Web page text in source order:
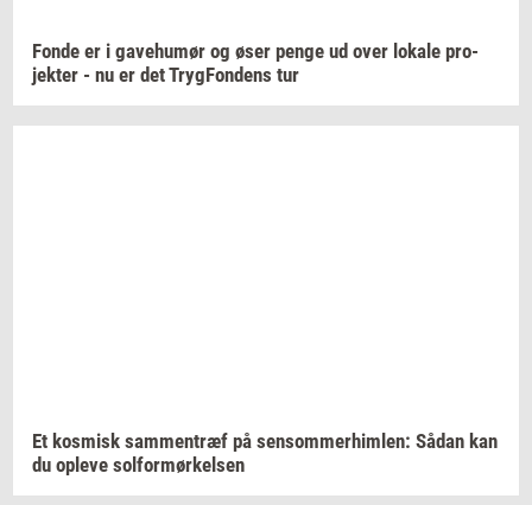
Fonde er i ga­ve­hu­mør og øser penge ud over lo­ka­le pro­
jek­ter - nu er detTryg­Fon­dens tur
Et kos­misk sam­men­træf på sen­som­mer­him­len: Sådan kan
du op­le­ve sol­for­mør­kel­sen